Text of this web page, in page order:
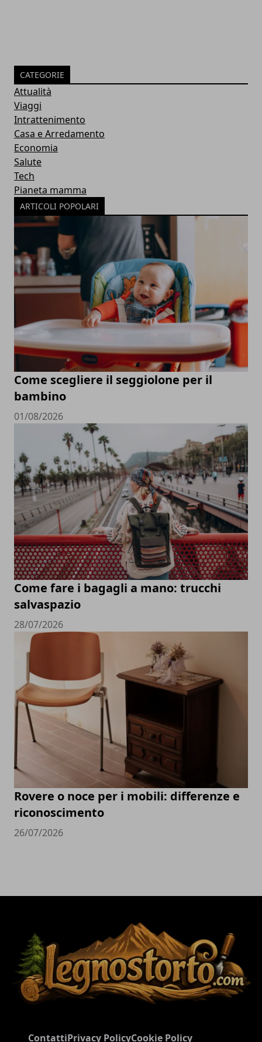
CATEGORIE
Attualità
Viaggi
Intrattenimento
Casa e Arredamento
Economia
Salute
Tech
Pianeta mamma
ARTICOLI POPOLARI
Come scegliere il seggiolone per il
bambino
01/08/2026
Come fare i bagagli a mano: trucchi
salvaspazio
28/07/2026
Rovere o noce per i mobili: differenze e
riconoscimento
26/07/2026
ContattiPrivacy PolicyCookie Policy